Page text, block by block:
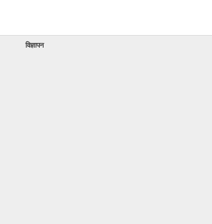
विज्ञापन